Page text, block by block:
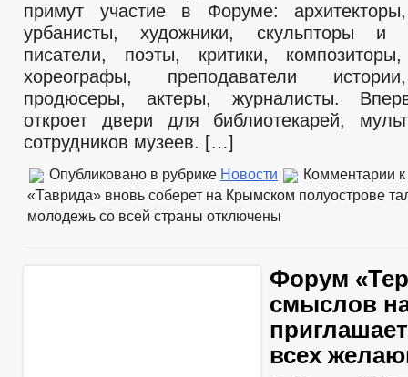
примут участие в Форуме:
урбанисты, художники, скульпторы и
писатели, поэты, критики,
хореографы, преподаватели
продюсеры, актеры, журналисты.
откроет двери для библиотекарей,
сотрудников музеев. […]
Опубликовано в рубрике Новости Комментарии
«Таврида» вновь соберет на Крымском полуострове
молодежь со всей страны отключены
Форум
смыслов
всех